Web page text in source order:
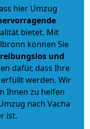
hier Umzug
bietet. Mit
können Sie
reibungslos und
dafür, dass Ihre
werden. Wir
Ihnen zu helfen
nach Vacha
ist.